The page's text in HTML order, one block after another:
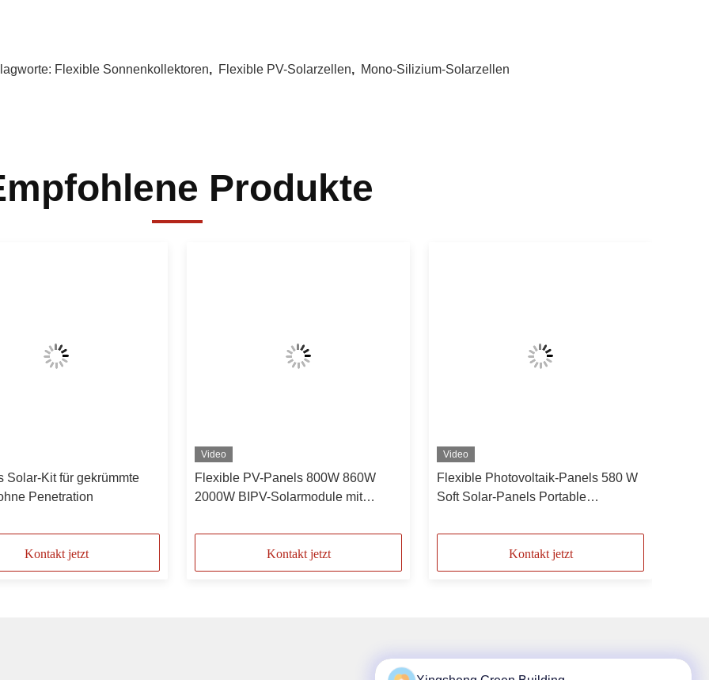
Flexible Sonnenkollektoren, Flexible PV-Solarzellen, Mono-Silizium-Solarzellen
Produkte
Solar-Kit für gekrümmte
Penetration
Kontakt jetzt
Video
Flexible PV-Panels 800W 860W
2000W BIPV-Solarmodule mit
Stromverlust bei hohen
TemperaturenKontakt jetzt
Video
Flexible Photovoltaik-Panels 580 W
Soft Solar-Panels Portable
Photovoltaik-Module geeignet für
den Gebrauch von Dachmaterial
Kontakt jetzt